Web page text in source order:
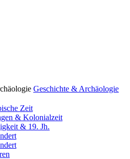
Geschichte & Archäologie
Zeit
& Kolonialzeit
& 19. Jh.